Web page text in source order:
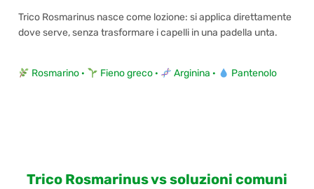
Trico Rosmarinus nasce come lozione: si applica direttamente
dove serve, senza trasformare i capelli in una padella unta.
Rosmarino · Fieno greco · Arginina · Pantenolo
Trico Rosmarinus vs soluzioni comuni